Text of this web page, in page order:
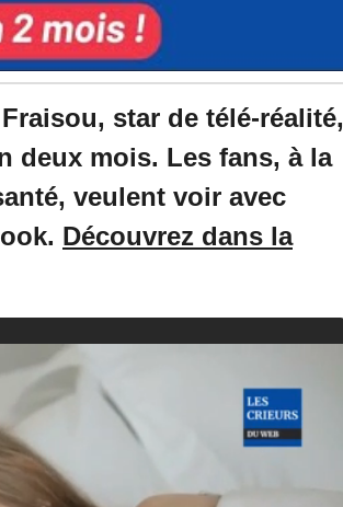
star de télé-réalité,
deux mois. Les fans, à la
veulent voir avec
Découvrez dans la